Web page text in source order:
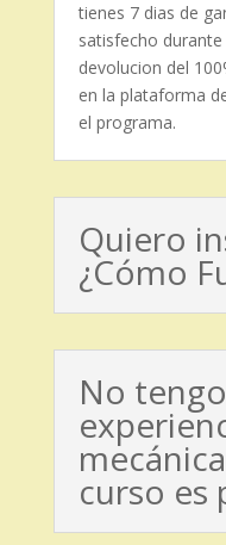
tienes 7 dias de
satisfecho
devolucion del
en la plataforma
el programa.
Quiero
¿Cómo
No tengo
curso es